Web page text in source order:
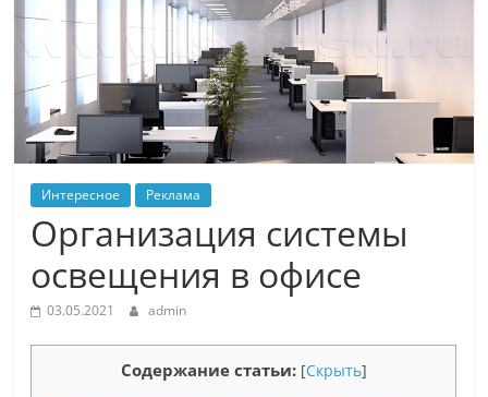
Интересное Реклама
Организация системы
освещения в офисе
03.05.2021 admin
Содержание статьи: [Скрыть]